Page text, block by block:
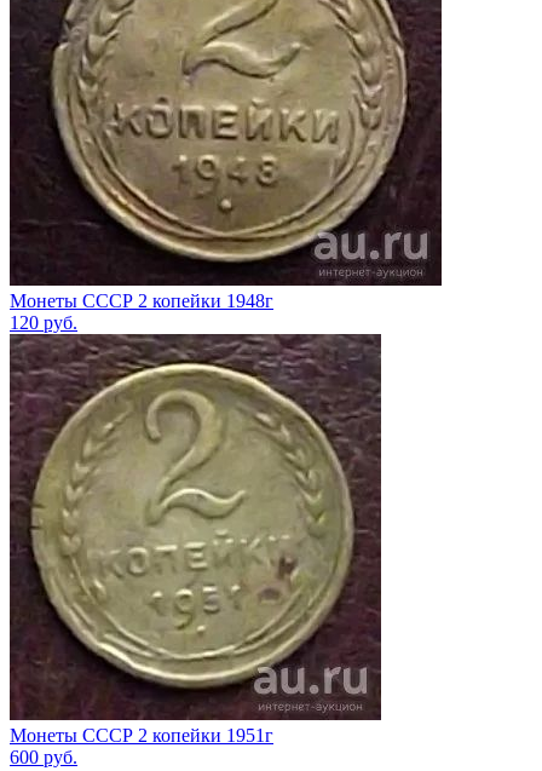
Монеты СССР 2 копейки 1948г
120 руб.
Монеты СССР 2 копейки 1951г
600 руб.